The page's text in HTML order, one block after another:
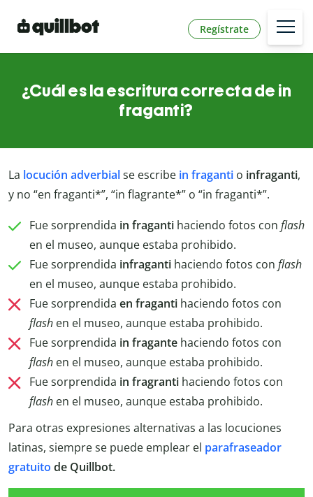
Regístrate
¿Cuál es la escritura correcta de in
fraganti?
La locución adverbialse escribe in fraganti o infraganti,
y no “en fraganti*”, “in flagrante*” o “in fraganti*”.
Fue sorprendida in fraganti haciendo fotos con flash
en el museo, aunque estaba prohibido.
Fue sorprendida infraganti haciendo fotos con flash
en el museo, aunque estaba prohibido.
Fue sorprendida en fraganti haciendo fotos con
flash en el museo, aunque estaba prohibido.
Fue sorprendida in fragante haciendo fotos con
flash en el museo, aunque estaba prohibido.
Fue sorprendida in fragranti haciendo fotos con
flash en el museo, aunque estaba prohibido.
Para otras expresiones alternativas a las locuciones
latinas, siempre se puede emplear el parafraseador
gratuito de Quillbot.